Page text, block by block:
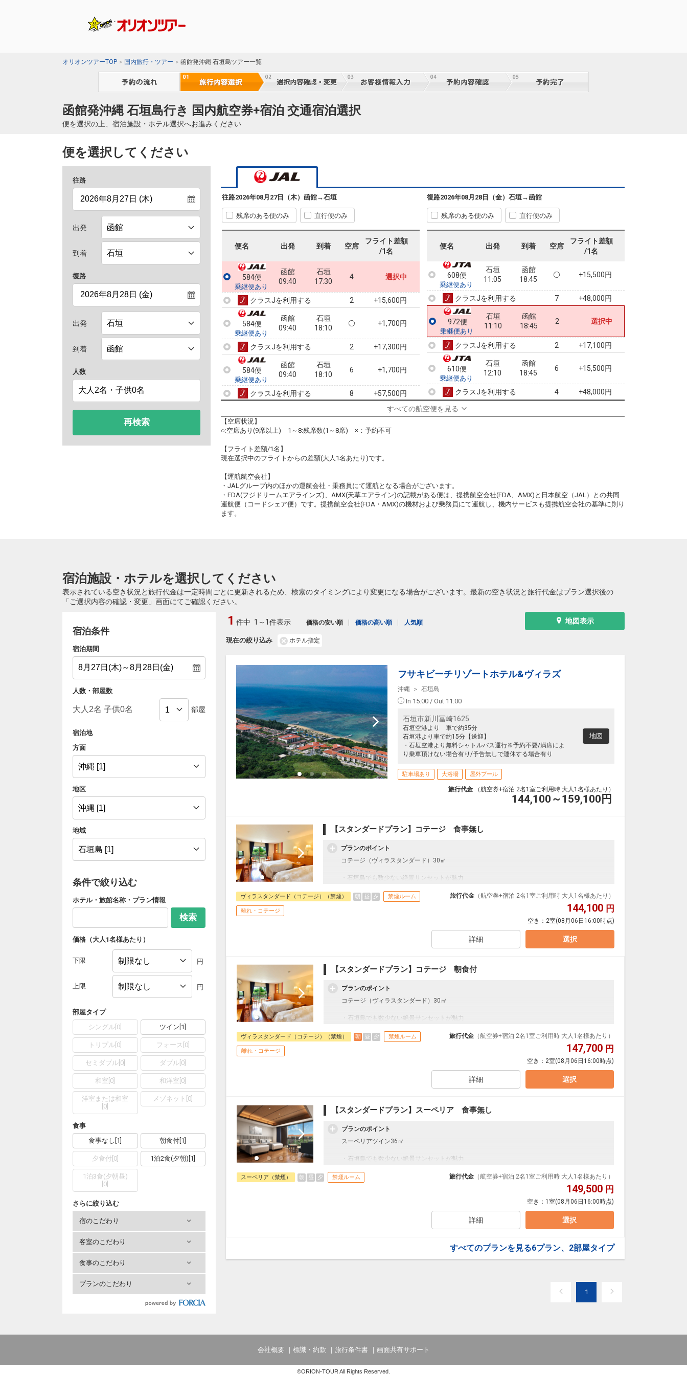
オリオンツアーTOP 国内旅行・ツアー 函館発沖縄 石垣島ツアー一覧
函館発沖縄 石垣島行き 国内航空券+宿泊 交通宿泊選択
便を選択の上、宿泊施設・ホテル選択へお進みください
便を選択してください
往路
出発
到着
復路
出発
到着
人数
再検索
往路2026年08月27日（木） 函館→石垣
残席のある便のみ 直行便のみ
便名 出発 到着 空席
フライト差額
/1名
584便
乗継便あり
函館
09:40
石垣
17:30
4 選択中
クラスJを利用する 2 +15,600円
584便
乗継便あり
函館
09:40
石垣
18:10
+1,700円
クラスJを利用する 2 +17,300円
584便
乗継便あり
函館
09:40
石垣
18:10
6 +1,700円
クラスJを利用する 8 +57,500円
584便
乗継便あり
6 +1,700円
584便
乗継便あり
函館
石垣
+1,700円
クラスJを利用する 2 +17,300円
復路2026年08月28日（金） 石垣→函館
残席のある便のみ 直行便のみ
便名 出発 到着 空席
フライト差額
/1名
600便
石垣
08:55
18:45
08:55
18:45
608便
石垣
11:05
函館
18:45
4 +2,800円
クラスJを利用する 7 +48,000円
608便
乗継便あり
石垣
11:05
函館
18:45
+15,500円
クラスJを利用する 7 +48,000円
972便
乗継便あり
石垣
11:10
函館
18:45
2 選択中
クラスJを利用する 2 +17,100円
610便
乗継便あり
石垣
12:10
函館
18:45
6 +15,500円
クラスJを利用する 4 +48,000円
すべての航空便を見る
【空席状況】
○:空席あり(9席以上) 1～8:残席数(1～8席) ×：予約不可
【フライト差額/1名】
現在選択中のフライトからの差額(大人1名あたり)です。
【運航航空会社】
・JALグループ内のほかの運航会社・乗務員にて運航となる場合がございます。
・FDA(フジドリームエアラインズ)、AMX(天草エアライン)の記載がある便は、提携航空会社(FDA、AMX)と日本航空（JAL）との共同
運航便（コードシェア便）です。提携航空会社(FDA・AMX)の機材および乗務員にて運航し、機内サービスも提携航空会社の基準に則り
ます。
宿泊施設・ホテルを選択してください
表示されている空き状況と旅行代金は一定時間ごとに更新されるため、検索のタイミングにより変更になる場合がございます。最新の空き状況と旅行代金はプラン選択後の
「ご選択内容の確認・変更」画面にてご確認ください。
宿泊条件
宿泊期間
人数・部屋数
部屋
宿泊地
方面
地区
地域
条件で絞り込む
ホテル・旅館名称・プラン情報
検索
価格（大人1名様あたり）
下限 円
上限 円
部屋タイプ
シングル 0 ツイン 1
トリプル 0 フォース 0]
セミダブル[ 0] ダブル 0
和室 0 和洋室 0
洋室または和室
0
メゾネット 0
食事
食事なし 1 朝食付 1
夕食付 0] 1泊2食(夕朝) 1
1泊3食(夕朝昼)
0
さらに絞り込む
宿のこだわり
客室のこだわり
食事のこだわり
プランのこだわり
地図表示
現在の絞り込み ホテル指定
1 件中 1～1件表示 価格の安い順 価格の高い順 人気順
フサキビーチリゾートホテル&ヴィラズ
沖縄 石垣島
In 15:00 / Out 11:00
石垣市新川冨崎1625
石垣空港より 車で約35分
石垣港より車で約15分【送迎】
・石垣空港より無料シャトルバス運行※予約不要/満席によ
り乗車頂けない場合有り/予告無しで運休する場合有り
地図
駐車場あり 大浴場 屋外プール
旅行代金 （航空券+宿泊 2名1室ご利用時 大人1名様あたり）
144,100～159,100 円
【スタンダードプラン】コテージ 食事無し
プランのポイント
コテージ（ヴィラスタンダード）30㎡
・石垣島でも数少ない絶景サンセットが魅力
・石垣島最大級のプールあり
・大浴あり場・インドアプールもあり
ヴィラスタンダード（コテージ）（禁煙） 朝 昼 夕 禁煙ルーム
離れ・コテージ
旅行代金 （航空券+宿泊 2名1室ご利用時 大人1名様あたり）
144,100 円
空き： 2室(08月06日16:00時点)
詳細 選択
【スタンダードプラン】コテージ 朝食付
プランのポイント
コテージ（ヴィラスタンダード）30㎡
・石垣島でも数少ない絶景サンセットが魅力
・石垣島最大級のプールあり
・大浴あり場・インドアプールもあり
ヴィラスタンダード（コテージ）（禁煙） 朝 昼 夕 禁煙ルーム
離れ・コテージ
旅行代金 （航空券+宿泊 2名1室ご利用時 大人1名様あたり）
147,700 円
空き： 2室(08月06日16:00時点)
詳細 選択
【スタンダードプラン】スーペリア 食事無し
プランのポイント
スーペリアツイン36㎡
・石垣島でも数少ない絶景サンセットが魅力
・石垣島最大級のプールあり
・大浴あり場・インドアプールもあり
スーペリア（禁煙） 朝 昼 夕 禁煙ルーム 旅行代金 （航空券+宿泊 2名1室ご利用時 大人1名様あたり）
149,500 円
空き： 1室(08月06日16:00時点)
詳細 選択
すべてのプランを見る6プラン、2部屋タイプ
1
会社概要 標識・約款 旅行条件書 画面共有サポート
©ORION-TOUR All Rights Reserved.